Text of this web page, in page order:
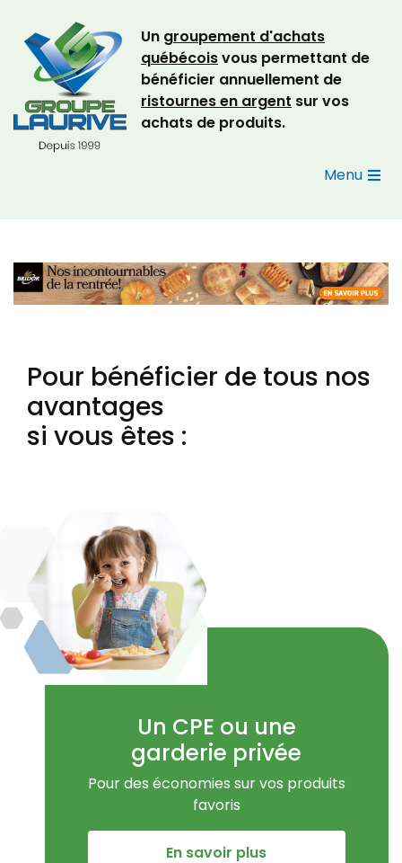
Un groupement d'achats
québécoisvous permettant de
bénéficier annuellement de
ristournes en argent sur vos
achats de produits.
Menu
Pour bénéficier de tous nos
avantages
si vous êtes :
Un CPE ou une
garderie privée
Pour des économies sur vos produits
favoris
En savoir plus